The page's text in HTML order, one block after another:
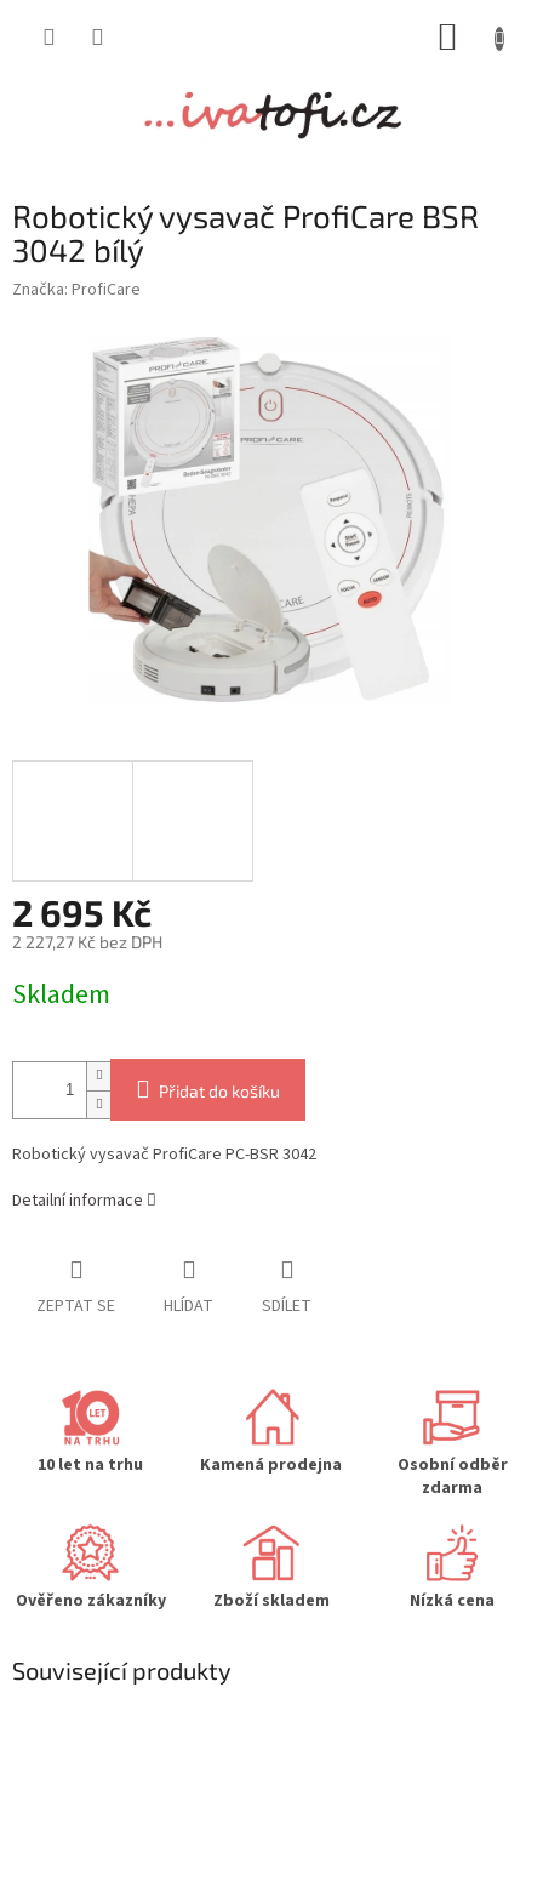
Robotický vysavač ProfiCare BSR
3042 bílý
Značka: ProfiCare
2 695 Kč
2 227,27 Kč bez DPH
cena:
Skladem
Přidat do košíku
Robotický vysavač ProfiCare PC-BSR 3042
Detailní informace
ZEPTAT SE HLÍDAT SDÍLET
10 let na trhu Kamená prodejna
Osobní odběr
zdarma
Ověřeno zákazníky Zboží skladem Nízká cena
Související produkty